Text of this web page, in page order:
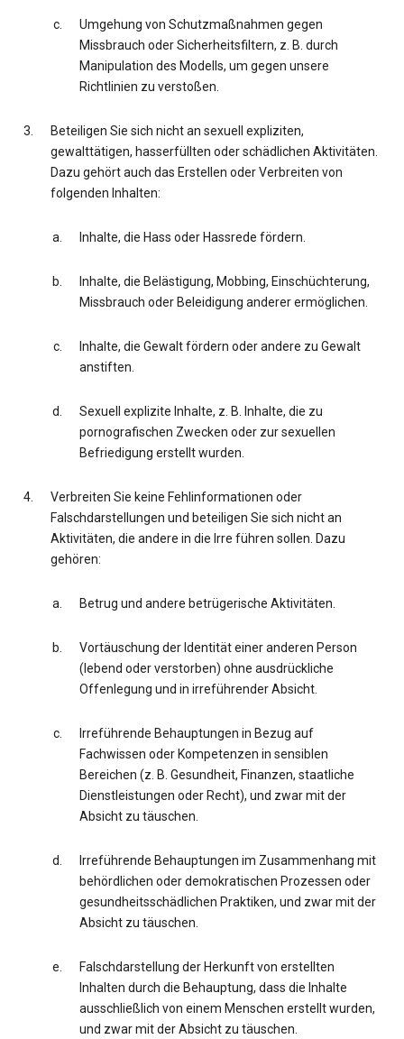
Umgehung von Schutzmaßnahmen gegen
Missbrauch oder Sicherheitsfiltern, z. B. durch
Manipulation des Modells, um gegen unsere
Richtlinien zu verstoßen.
Beteiligen Sie sich nicht an sexuell expliziten,
gewalttätigen, hasserfüllten oder schädlichen Aktivitäten.
Dazu gehört auch das Erstellen oder Verbreiten von
folgenden Inhalten:
Inhalte, die Hass oder Hassrede fördern.
Inhalte, die Belästigung, Mobbing, Einschüchterung,
Missbrauch oder Beleidigung anderer ermöglichen.
Inhalte, die Gewalt fördern oder andere zu Gewalt
anstiften.
Sexuell explizite Inhalte, z. B. Inhalte, die zu
pornografischen Zwecken oder zur sexuellen
Befriedigung erstellt wurden.
Verbreiten Sie keine Fehlinformationen oder
Falschdarstellungen und beteiligen Sie sich nicht an
Aktivitäten, die andere in die Irre führen sollen. Dazu
gehören:
Betrug und andere betrügerische Aktivitäten.
Vortäuschung der Identität einer anderen Person
(lebend oder verstorben) ohne ausdrückliche
Offenlegung und in irreführender Absicht.
Irreführende Behauptungen in Bezug auf
Fachwissen oder Kompetenzen in sensiblen
Bereichen (z. B. Gesundheit, Finanzen, staatliche
Dienstleistungen oder Recht), und zwar mit der
Absicht zu täuschen.
Irreführende Behauptungen im Zusammenhang mit
behördlichen oder demokratischen Prozessen oder
gesundheitsschädlichen Praktiken, und zwar mit der
Absicht zu täuschen.
Falschdarstellung der Herkunft von erstellten
Inhalten durch die Behauptung, dass die Inhalte
ausschließlich von einem Menschen erstellt wurden,
und zwar mit der Absicht zu täuschen.